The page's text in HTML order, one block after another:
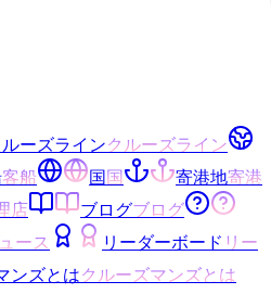
ルーズラインクルーズライン
客船 国国 寄港地寄港
店 ブログブログ
ース リーダーボード リー
ンズとはクルーズマンズとは